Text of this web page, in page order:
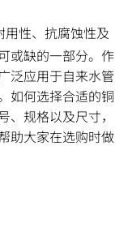
用性、抗腐蚀性及
或缺的一部分。作
泛应用于自来水管
如何选择合适的铜
规格以及尺寸，
助大家在选购时做